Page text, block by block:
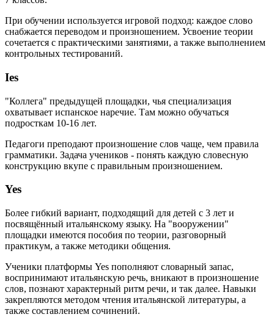
При обучении используется игровой подход: каждое слово
снабжается переводом и произношением. Усвоение теории
сочетается с практическими занятиями, а также выполнением
контрольных тестирований.
Ies
"Коллега" предыдущей площадки, чья специализация
охватывает испанское наречие. Там можно обучаться
подросткам 10-16 лет.
Педагоги преподают произношение слов чаще, чем правила
грамматики. Задача учеников - понять каждую словесную
конструкцию вкупе с правильным произношением.
Yes
Более гибкий вариант, подходящий для детей с 3 лет и
посвящённый итальянскому языку. На "вооружении"
площадки имеются пособия по теории, разговорный
практикум, а также методики общения.
Ученики платформы Yes пополняют словарный запас,
воспринимают итальянскую речь, вникают в произношение
слов, познают характерный ритм речи, и так далее. Навыки
закрепляются методом чтения итальянской литературы, а
также составлением сочинений.